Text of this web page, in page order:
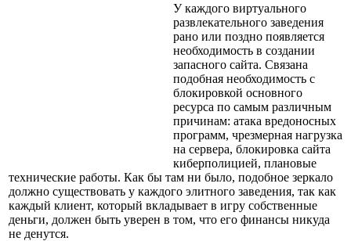
У каждого виртуального
развлекательного заведения
рано или поздно появляется
необходимость в создании
запасного сайта. Связана
подобная необходимость с
блокировкой основного
ресурса по самым различным
причинам: атака вредоносных
программ, чрезмерная нагрузка
на сервера, блокировка сайта
киберполицией, плановые
технические работы. Как бы там ни было, подобное зеркало
должно существовать у каждого элитного заведения, так как
каждый клиент, который вкладывает в игру собственные
деньги, должен быть уверен в том, что его финансы никуда
не денутся.